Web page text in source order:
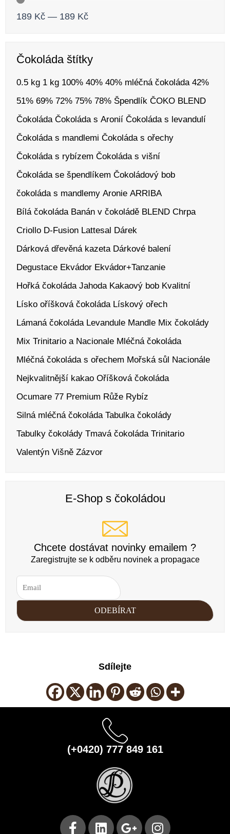
189 Kč — 189 Kč
Čokoláda štítky
0.5 kg 1 kg 100% 40% 40% mléčná čokoláda 42%
51% 69% 72% 75% 78% Špendlík ČOKO BLEND
Čokoláda Čokoláda s Aronií Čokoláda s levandulí
Čokoláda s mandlemi Čokoláda s ořechy
Čokoláda s rybízem Čokoláda s višní
Čokoláda se špendlíkem Čokoládový bob
čokoláda s mandlemy Aronie ARRIBA
Bílá čokoláda Banán v čokoládě BLEND Chrpa
Criollo D-Fusion Lattesal Dárek
Dárková dřevěná kazeta Dárkové balení
Degustace Ekvádor Ekvádor+Tanzanie
Hořká čokoláda Jahoda Kakaový bob Kvalitní
Lísko oříšková čokoláda Lískový ořech
Lámaná čokoláda Levandule Mandle Mix čokolády
Mix Trinitario a Nacionale Mléčná čokoláda
Mléčná čokoláda s ořechem Mořská sůl Nacionále
Nejkvalitnější kakao Oříšková čokoláda
Ocumare 77 Premium Růže Rybíz
Silná mléčná čokoláda Tabulka čokolády
Tabulky čokolády Tmavá čokoláda Trinitario
Valentýn Višně Zázvor
E-Shop s čokoládou
Chcete dostávat novinky emailem ?
Zaregistrujte se k odběru novinek a propagace
Sdílejte
(+0420) 777 849 161
F
L
G
I